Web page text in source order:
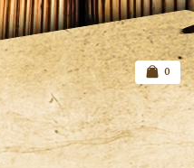
0